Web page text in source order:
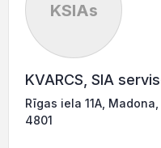
KSIAs
KVARCS, SIA
Rīgas iela 11A,
4801